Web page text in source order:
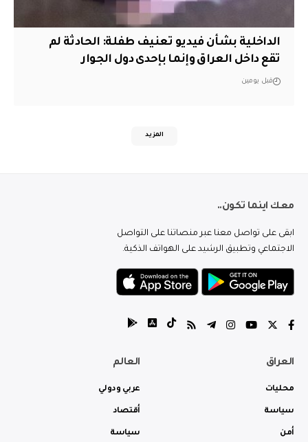
الداخلية بشأن فيديو تعنيف طفلة: الحادثة لم
تقع داخل العراق وإنما بإحدى دول الجوار
قبل يومين
المزيد
معك اينما تكون..
ابقى على تواصل معنا عبر منصاتنا على التواصل
الاجتماعي وتطبيق الرشيد على الهواتف الذكية.
العراق
محليات
سياسة
أمن
العالم
عربي ودولي
أقتصاد
سياسة